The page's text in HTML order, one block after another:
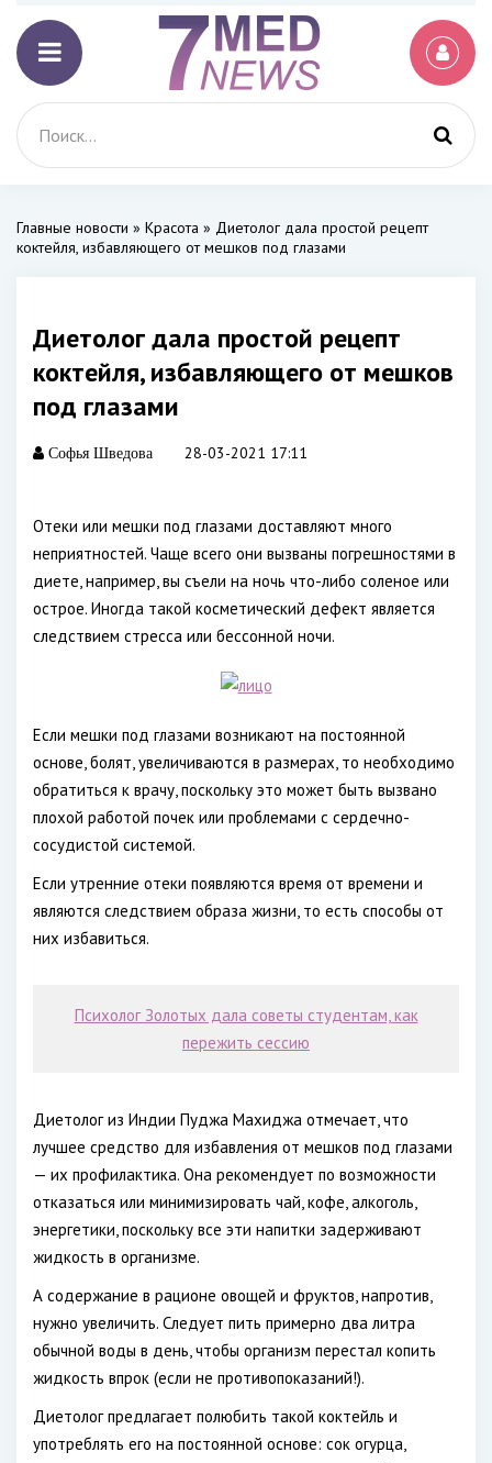
Главные новости » Красота » Диетолог дала простой рецепт
коктейля, избавляющего от мешков под глазами
Диетолог дала простой рецепт
коктейля, избавляющего от мешков
под глазами
Софья Шведова 28-03-2021 17:11
Отеки или мешки под глазами доставляют много
неприятностей. Чаще всего они вызваны погрешностями в
диете, например, вы съели на ночь что-либо соленое или
острое. Иногда такой косметический дефект является
следствием стресса или бессонной ночи.
Если мешки под глазами возникают на постоянной
основе, болят, увеличиваются в размерах, то необходимо
обратиться к врачу, поскольку это может быть вызвано
плохой работой почек или проблемами с сердечно-
сосудистой системой.
Если утренние отеки появляются время от времени и
являются следствием образа жизни, то есть способы от
них избавиться.
Психолог Золотых дала советы студентам, как
пережить сессию
Диетолог из Индии Пуджа Махиджа отмечает, что
лучшее средство для избавления от мешков под глазами
— их профилактика. Она рекомендует по возможности
отказаться или минимизировать чай, кофе, алкоголь,
энергетики, поскольку все эти напитки задерживают
жидкость в организме.
А содержание в рационе овощей и фруктов, напротив,
нужно увеличить. Следует пить примерно два литра
обычной воды в день, чтобы организм перестал копить
жидкость впрок (если не противопоказаний!).
Диетолог предлагает полюбить такой коктейль и
употреблять его на постоянной основе: сок огурца,